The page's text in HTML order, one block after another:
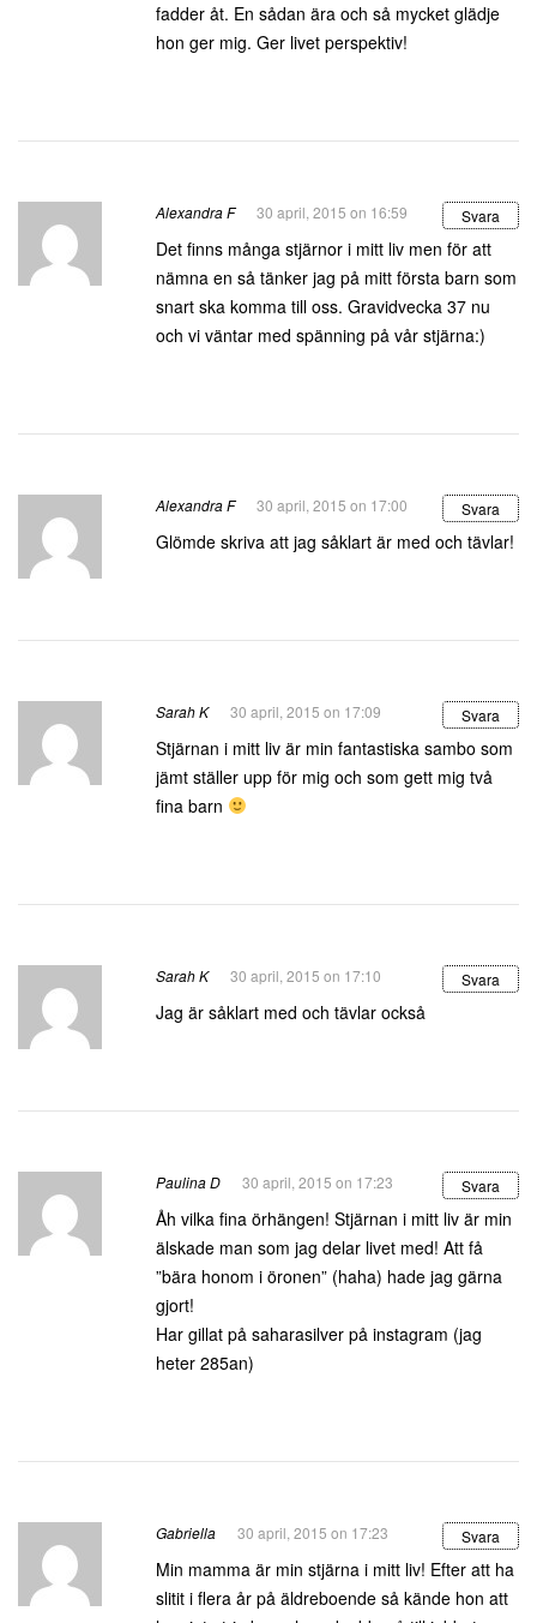
fadder åt. En sådan ära och så mycket glädje
hon ger mig. Ger livet perspektiv!
Alexandra F 30 april, 2015 on 16:59 Svara
Det finns många stjärnor i mitt liv men för att
nämna en så tänker jag på mitt första barn som
snart ska komma till oss. Gravidvecka 37 nu
och vi väntar med spänning på vår stjärna:)
Alexandra F 30 april, 2015 on 17:00 Svara
Glömde skriva att jag såklart är med och tävlar!
Sarah K 30 april, 2015 on 17:09 Svara
Stjärnan i mitt liv är min fantastiska sambo som
jämt ställer upp för mig och som gett mig två
fina barn
Sarah K 30 april, 2015 on 17:10 Svara
Jag är såklart med och tävlar också
Paulina D 30 april, 2015 on 17:23 Svara
Åh vilka fina örhängen! Stjärnan i mitt liv är min
älskade man som jag delar livet med! Att få
”bära honom i öronen” (haha) hade jag gärna
gjort!
Har gillat på saharasilver på instagram (jag
heter 285an)
Gabriella 30 april, 2015 on 17:23 Svara
Min mamma är min stjärna i mitt liv! Efter att ha
slitit i flera år på äldreboende så kände hon att